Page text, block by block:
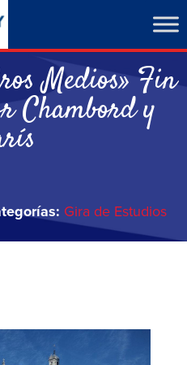
Medios» Fin
Chambord y
Gira de Estudios